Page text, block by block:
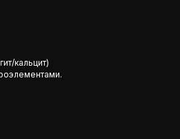
кальцит)